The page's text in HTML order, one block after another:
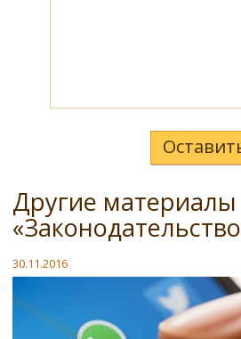
Другие
30.11.2016